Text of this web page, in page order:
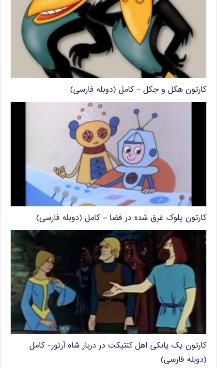
کارتون هکل و جکل – کامل (دوبله فارسی)
کارتون پلوک غرق شده در فضا – کامل (دوبله فارسی)
کارتون یک یانکی اهل کنتیکت در دربار شاه آرتور- کامل
(دوبله فارسی)